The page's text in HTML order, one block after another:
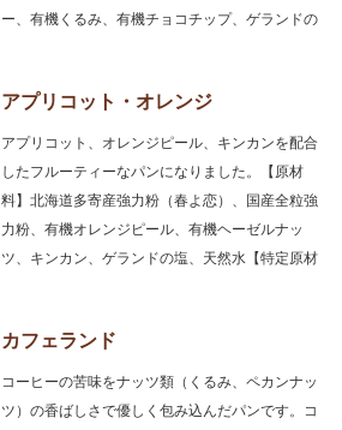
ー、有機くるみ、有機チョコチップ、ゲランドの
アプリコット・オレンジ
アプリコット、オレンジピール、キンカンを配合
したフルーティーなパンになりました。【原材
料】北海道多寄産強力粉（春よ恋）、国産全粒強
力粉、有機オレンジピール、有機ヘーゼルナッ
ツ、キンカン、ゲランドの塩、天然水【特定原材
カフェランド
コーヒーの苦味をナッツ類（くるみ、ペカンナッ
ツ）の香ばしさで優しく包み込んだパンです。コ